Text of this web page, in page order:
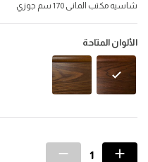
شاسيه مكتب المانى 170 سم جوزي
الألوان المتاحة